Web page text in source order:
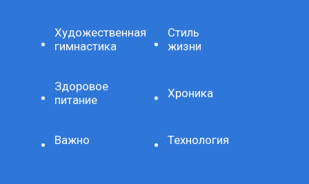
Художественная
гимнастика
Стиль
жизни
Здоровое
питание
Хроника
Важно Технология